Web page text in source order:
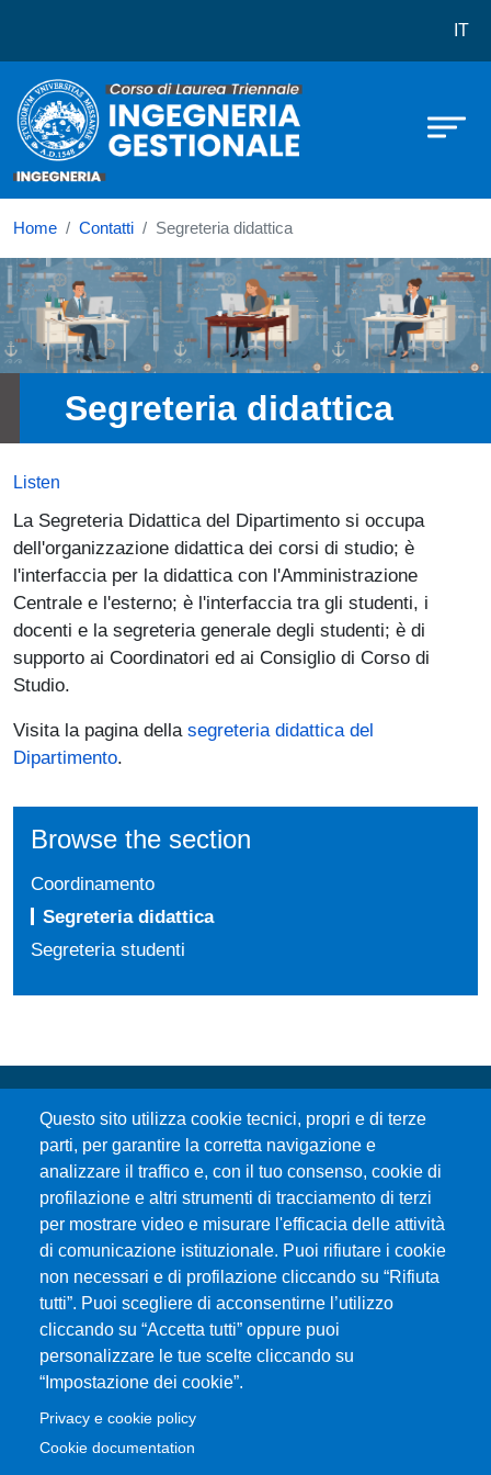
Corso di laurea in Ingegneria IT
Home Contatti Segreteria didattica
Immagine
Segreteria didattica
Listen
La Segreteria Didattica del Dipartimento si occupa
dell'organizzazione didattica dei corsi di studio; è
l'interfaccia per la didattica con l'Amministrazione
Centrale e l'esterno; è l'interfaccia tra gli studenti, i
docenti e la segreteria generale degli studenti; è di
supporto ai Coordinatori ed ai Consiglio di Corso di
Studio.
Visita la pagina della segreteria didattica del
Dipartimento.
Browse the section
Coordinamento
Segreteria didattica
Segreteria studenti
Questo sito utilizza cookie tecnici, propri e di terze
parti, per garantire la corretta navigazione e
analizzare il traffico e, con il tuo consenso, cookie di
profilazione e altri strumenti di tracciamento di terzi
per mostrare video e misurare l'efficacia delle attività
di comunicazione istituzionale. Puoi rifiutare i cookie
non necessari e di profilazione cliccando su “Rifiuta
tutti”. Puoi scegliere di acconsentirne l’utilizzo
cliccando su “Accetta tutti” oppure puoi
personalizzare le tue scelte cliccando su
“Impostazione dei cookie”.
Privacy e cookie policy
Cookie documentation
Università degli Studi di Messina
Piazza Pugliatti, 1 - 98122 Messina
Cod. Fiscale 80004070837
P.IVA 00724160833
Centralino: 090 676 1
MENÙ SOCIAL
MENÙ FOOTER 1
Accessibility statement